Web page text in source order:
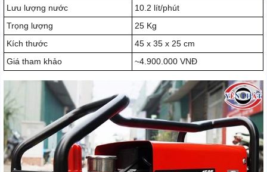
Lưu lượng nước
10.2 lít/phút
Trọng lượng
25 Kg
Kích thước
45 x 35 x 25 cm
Giá tham khảo
~4.900.000 VNĐ